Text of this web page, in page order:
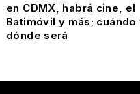
en CDMX, habrá cine, el
Batimóvil y más; cuándo
dónde será